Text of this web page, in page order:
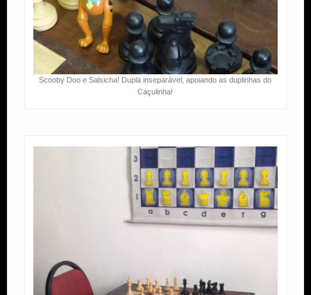
Scooby Doo e Salsicha! Dupla inseparável, apoiando as duplinhas do
Caçulinha!